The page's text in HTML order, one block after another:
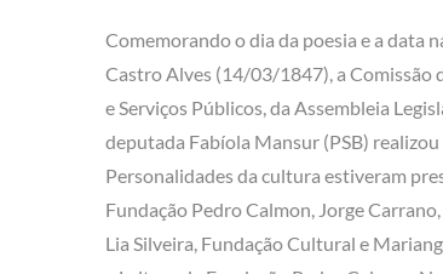
Comemorando o dia da poesia e a data
Castro Alves (14/03/1847), a Comissão
e Serviços Públicos, da Assembleia
deputada Fabíola Mansur (PSB)
Personalidades da cultura estiveram
Fundação Pedro Calmon, Jorge
Lia Silveira, Fundação Cultural e